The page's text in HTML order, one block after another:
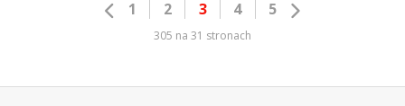
1 2 3 4 5
305 na 31 stronach